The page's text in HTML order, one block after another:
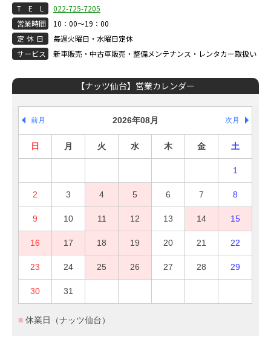
T
E L
022-725-7205
営業時間
10：00～19：00
定 休 日
毎週火曜日・水曜日定休
サービス 新車販売・中古車販売・整備メンテナンス・レンタカー取扱い
【ナッツ仙台】営業カレンダー